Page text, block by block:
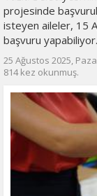
projesinde
isteyen aileler, 15
başvuru yapabiliyor.
25 Ağustos 2025,
814 kez okunmuş.